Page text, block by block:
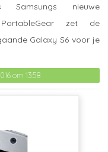
om 13:58
nieuwe
zet de
Galaxy S6 voor je